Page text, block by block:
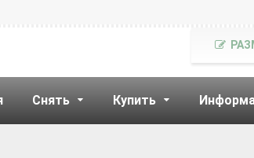
Снять Купить